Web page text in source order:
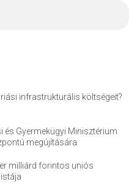
infrastrukturális költségeit?
és Gyermekügyi Minisztérium
megújítására
milliárd forintos uniós